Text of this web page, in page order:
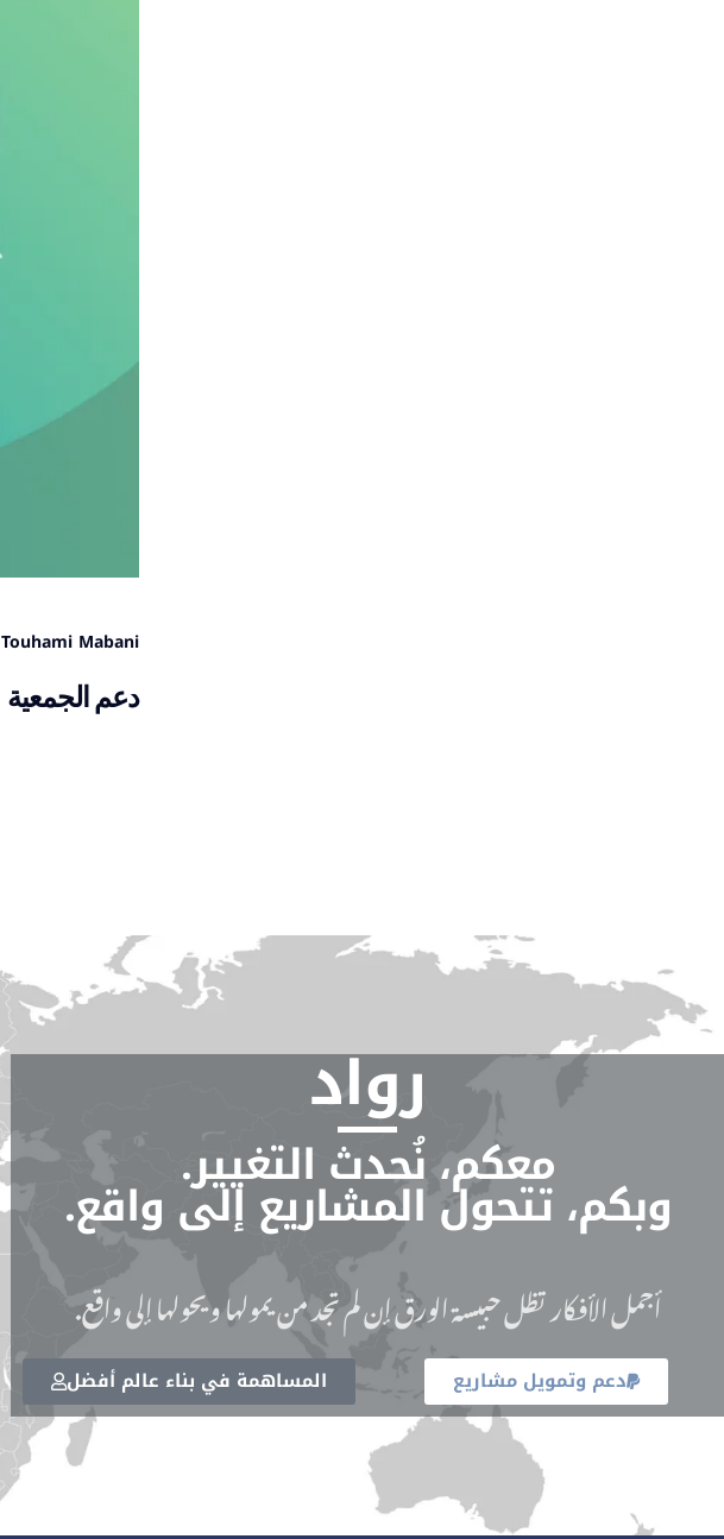
Touhami Mabani
دعم الجمعية
رواد
معكم، نُحدث التغيير.
وبكم، تتحول المشاريع إلى واقع.
أجمل الأفكار تظل حبيسة الورق إن لم تجد من يمولها ويحولها إلى واقع.
دعم وتمويل مشاريع المساهمة في بناء عالم أفضل